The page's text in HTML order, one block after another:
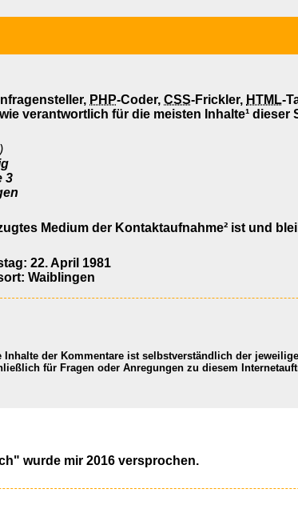
PHP-Coder,CSS-Frickler, HTML-
verantwortlich für die meisten Inhalte¹ dieser
3
Medium der Kontaktaufnahme² ist und
22. April 1981
Waiblingen
Inhalte der Kommentare ist selbstverständlich der
für Fragen oder Anregungen zu diesem
wurde mir 2016 versprochen.